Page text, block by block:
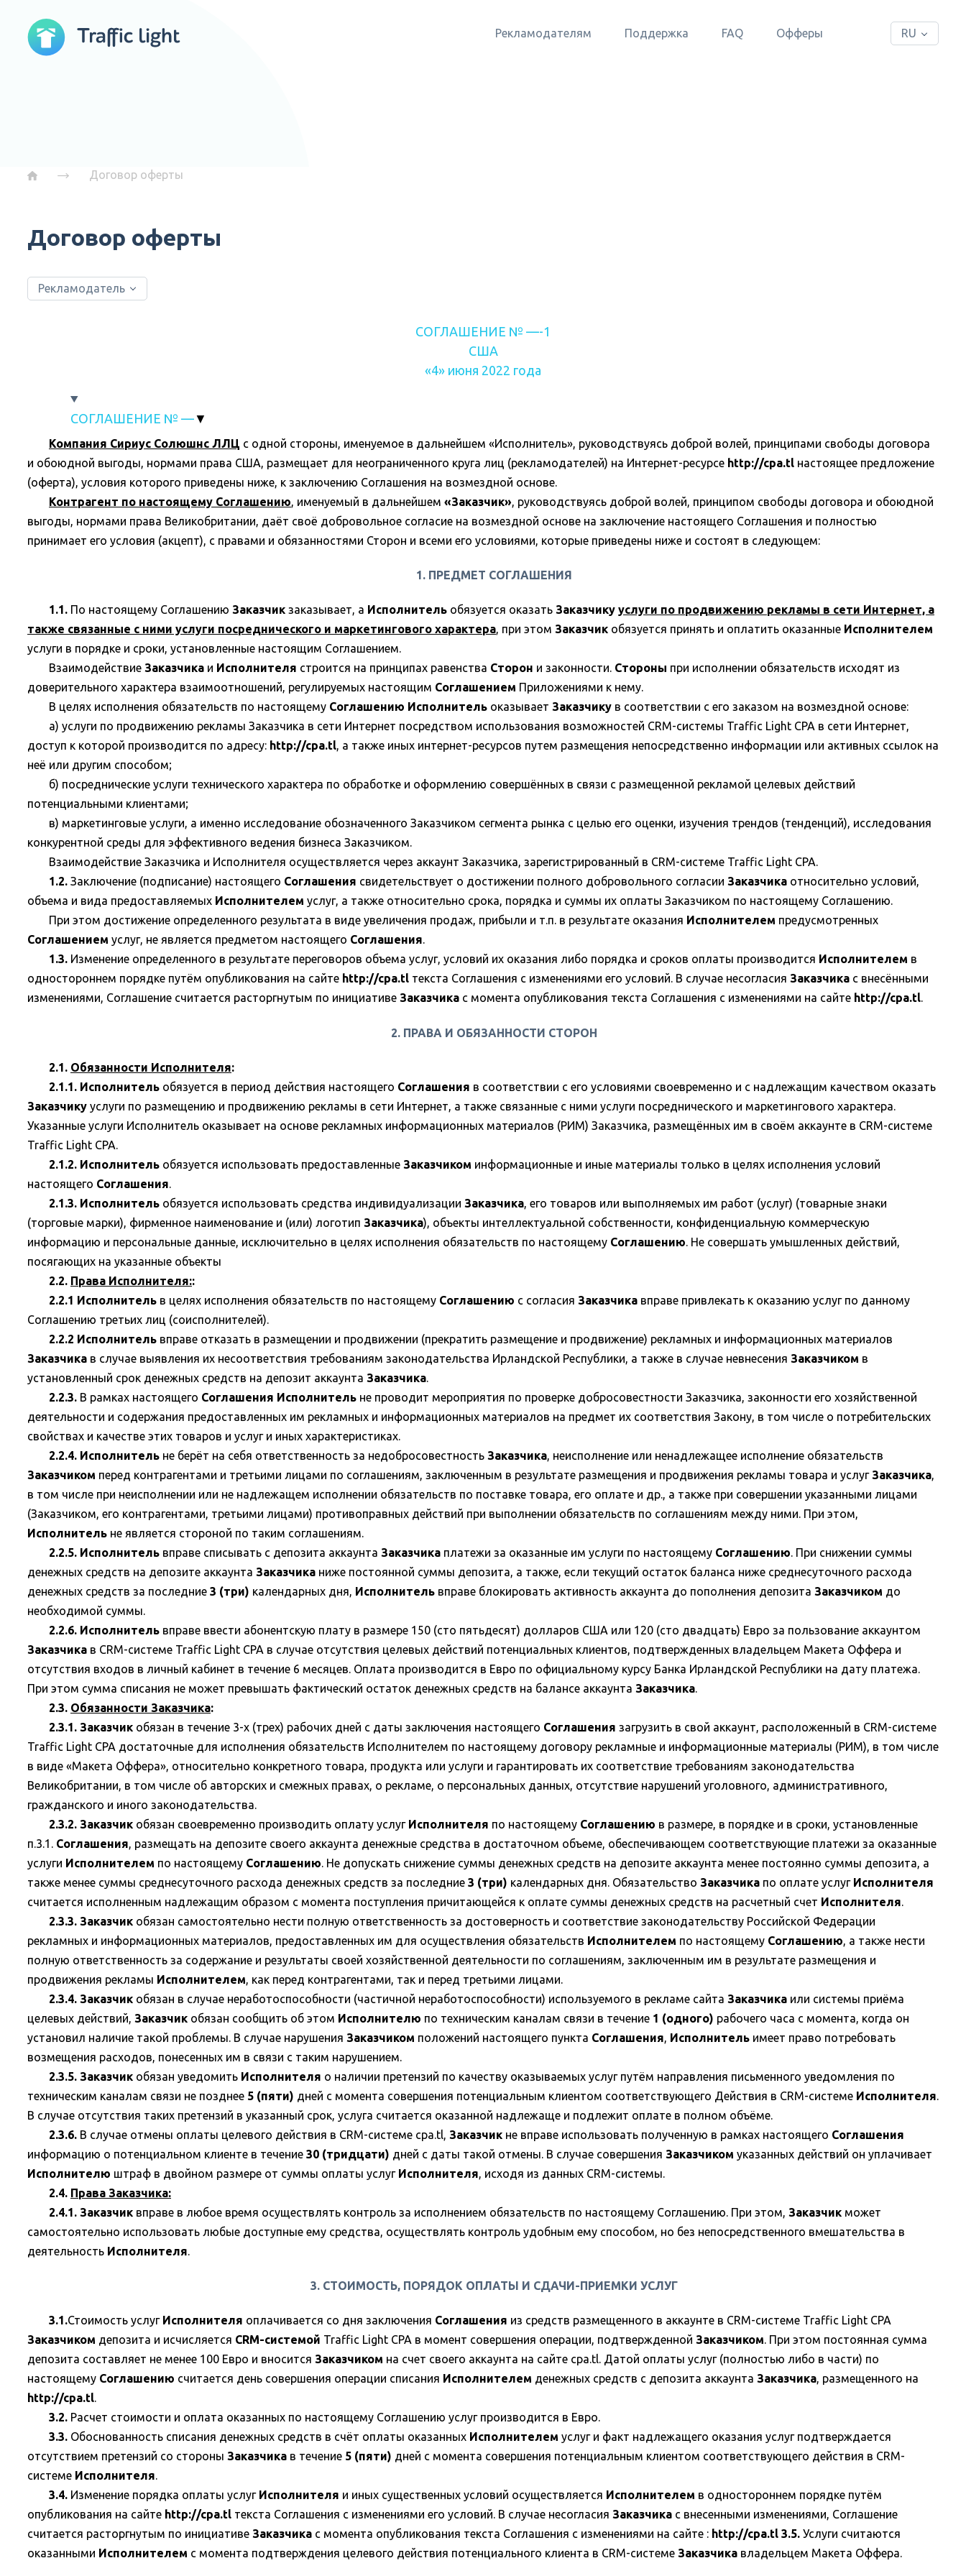
Рекламодателям Поддержка FAQ Офферы RU
Договор оферты
Договор оферты
Рекламодатель
СОГЛАШЕНИЕ № —-1
США
«4» июня 2022 года
Компания Сириус Солюшнс ЛЛЦ с одной стороны, именуемое в дальнейшем «Исполнитель», руководствуясь доброй волей, принципами свободы договора
и обоюдной выгоды, нормами права США, размещает для неограниченного круга лиц (рекламодателей) на Интернет-ресурсе http://cpa.tl настоящее предложение
(оферта), условия которого приведены ниже, к заключению Соглашения на возмездной основе.
Контрагент по настоящему Соглашению, именуемый в дальнейшем «Заказчик», руководствуясь доброй волей, принципом свободы договора и обоюдной
выгоды, нормами права Великобритании, даёт своё добровольное согласие на возмездной основе на заключение настоящего Соглашения и полностью
принимает его условия (акцепт), с правами и обязанностями Сторон и всеми его условиями, которые приведены ниже и состоят в следующем:
1. ПРЕДМЕТ СОГЛАШЕНИЯ
1.1. По настоящему Соглашению Заказчик заказывает, а Исполнитель обязуется оказать Заказчику услуги по продвижению рекламы в сети Интернет, а
также связанные с ними услуги посреднического и маркетингового характера, при этом Заказчик обязуется принять и оплатить оказанные Исполнителем
услуги в порядке и сроки, установленные настоящим Соглашением.
Взаимодействие Заказчика и Исполнителя строится на принципах равенства Сторон и законности. Стороны при исполнении обязательств исходят из
доверительного характера взаимоотношений, регулируемых настоящим Соглашением Приложениями к нему.
В целях исполнения обязательств по настоящему Соглашению Исполнитель оказывает Заказчику в соответствии с его заказом на возмездной основе:
а) услуги по продвижению рекламы Заказчика в сети Интернет посредством использования возможностей CRM-системы Traffic Light CPA в сети Интернет,
доступ к которой производится по адресу: http://cpa.tl, а также иных интернет-ресурсов путем размещения непосредственно информации или активных ссылок на
неё или другим способом;
б) посреднические услуги технического характера по обработке и оформлению совершённых в связи с размещенной рекламой целевых действий
потенциальными клиентами;
в) маркетинговые услуги, а именно исследование обозначенного Заказчиком сегмента рынка с целью его оценки, изучения трендов (тенденций), исследования
конкурентной среды для эффективного ведения бизнеса Заказчиком.
Взаимодействие Заказчика и Исполнителя осуществляется через аккаунт Заказчика, зарегистрированный в CRM-системе Traffic Light CPA.
1.2. Заключение (подписание) настоящего Соглашения свидетельствует о достижении полного добровольного согласии Заказчика относительно условий,
объема и вида предоставляемых Исполнителем услуг, а также относительно срока, порядка и суммы их оплаты Заказчиком по настоящему Соглашению.
При этом достижение определенного результата в виде увеличения продаж, прибыли и т.п. в результате оказания Исполнителем предусмотренных
Соглашением услуг, не является предметом настоящего Соглашения.
1.3. Изменение определенного в результате переговоров объема услуг, условий их оказания либо порядка и сроков оплаты производится Исполнителем в
одностороннем порядке путём опубликования на сайте http://cpa.tl текста Соглашения с изменениями его условий. В случае несогласия Заказчика с внесёнными
изменениями, Соглашение считается расторгнутым по инициативе Заказчика с момента опубликования текста Соглашения с изменениями на сайте http://cpa.tl.
2. ПРАВА И ОБЯЗАННОСТИ СТОРОН
2.1. Обязанности Исполнителя:
2.1.1. Исполнитель обязуется в период действия настоящего Соглашения в соответствии с его условиями своевременно и с надлежащим качеством оказать
Заказчику услуги по размещению и продвижению рекламы в сети Интернет, а также связанные с ними услуги посреднического и маркетингового характера.
Указанные услуги Исполнитель оказывает на основе рекламных информационных материалов (РИМ) Заказчика, размещённых им в своём аккаунте в CRM-системе
Traffic Light CPA.
2.1.2. Исполнитель обязуется использовать предоставленные Заказчиком информационные и иные материалы только в целях исполнения условий
настоящего Соглашения.
2.1.3. Исполнитель обязуется использовать средства индивидуализации Заказчика, его товаров или выполняемых им работ (услуг) (товарные знаки
(торговые марки), фирменное наименование и (или) логотип Заказчика), объекты интеллектуальной собственности, конфиденциальную коммерческую
информацию и персональные данные, исключительно в целях исполнения обязательств по настоящему Соглашению. Не совершать умышленных действий,
посягающих на указанные объекты
2.2. Права Исполнителя::
2.2.1 Исполнитель в целях исполнения обязательств по настоящему Соглашению с согласия Заказчика вправе привлекать к оказанию услуг по данному
Соглашению третьих лиц (соисполнителей).
2.2.2 Исполнитель вправе отказать в размещении и продвижении (прекратить размещение и продвижение) рекламных и информационных материалов
Заказчика в случае выявления их несоответствия требованиям законодательства Ирландской Республики, а также в случае невнесения Заказчиком в
установленный срок денежных средств на депозит аккаунта Заказчика.
2.2.3. В рамках настоящего Соглашения Исполнитель не проводит мероприятия по проверке добросовестности Заказчика, законности его хозяйственной
деятельности и содержания предоставленных им рекламных и информационных материалов на предмет их соответствия Закону, в том числе о потребительских
свойствах и качестве этих товаров и услуг и иных характеристиках.
2.2.4. Исполнитель не берёт на себя ответственность за недобросовестность Заказчика, неисполнение или ненадлежащее исполнение обязательств
Заказчиком перед контрагентами и третьими лицами по соглашениям, заключенным в результате размещения и продвижения рекламы товара и услугЗаказчика,
в том числе при неисполнении или не надлежащем исполнении обязательств по поставке товара, его оплате и др., а также при совершении указанными лицами
(Заказчиком, его контрагентами, третьими лицами) противоправных действий при выполнении обязательств по соглашениям между ними. При этом,
Исполнитель не является стороной по таким соглашениям.
2.2.5. Исполнитель вправе списывать с депозита аккаунта Заказчика платежи за оказанные им услуги по настоящему Соглашению. При снижении суммы
денежных средств на депозите аккаунта Заказчика ниже постоянной суммы депозита, а также, если текущий остаток баланса ниже среднесуточного расхода
денежных средств за последние 3 (три) календарных дня, Исполнитель вправе блокировать активность аккаунта до пополнения депозита Заказчиком до
необходимой суммы.
2.2.6. Исполнитель вправе ввести абонентскую плату в размере 150 (сто пятьдесят) долларов США или 120 (сто двадцать) Евро за пользование аккаунтом
Заказчика в CRM-системе Traffic Light CPA в случае отсутствия целевых действий потенциальных клиентов, подтвержденных владельцем Макета Оффера и
отсутствия входов в личный кабинет в течение 6 месяцев. Оплата производится в Евро по официальному курсу Банка Ирландской Республики на дату платежа.
При этом сумма списания не может превышать фактический остаток денежных средств на балансе аккаунта Заказчика.
2.3. Обязанности Заказчика:
2.3.1. Заказчик обязан в течение 3-х (трех) рабочих дней с даты заключения настоящего Соглашения загрузить в свой аккаунт, расположенный в CRM-системе
Traffic Light CPA достаточные для исполнения обязательств Исполнителем по настоящему договору рекламные и информационные материалы (РИМ), в том числе
в виде «Макета Оффера», относительно конкретного товара, продукта или услуги и гарантировать их соответствие требованиям законодательства
Великобритании, в том числе об авторских и смежных правах, о рекламе, о персональных данных, отсутствие нарушений уголовного, административного,
гражданского и иного законодательства.
2.3.2. Заказчик обязан своевременно производить оплату услуг Исполнителя по настоящему Соглашению в размере, в порядке и в сроки, установленные
п.3.1. Соглашения, размещать на депозите своего аккаунта денежные средства в достаточном объеме, обеспечивающем соответствующие платежи за оказанные
услуги Исполнителем по настоящему Соглашению. Не допускать снижение суммы денежных средств на депозите аккаунта менее постоянно суммы депозита, а
также менее суммы среднесуточного расхода денежных средств за последние 3 (три) календарных дня. Обязательство Заказчика по оплате услуг Исполнителя
считается исполненным надлежащим образом с момента поступления причитающейся к оплате суммы денежных средств на расчетный счет Исполнителя.
2.3.3. Заказчик обязан самостоятельно нести полную ответственность за достоверность и соответствие законодательству Российской Федерации
рекламных и информационных материалов, предоставленных им для осуществления обязательств Исполнителем по настоящему Соглашению, а также нести
полную ответственность за содержание и результаты своей хозяйственной деятельности по соглашениям, заключенным им в результате размещения и
продвижения рекламы Исполнителем, как перед контрагентами, так и перед третьими лицами.
2.3.4. Заказчик обязан в случае неработоспособности (частичной неработоспособности) используемого в рекламе сайта Заказчика или системы приёма
целевых действий, Заказчик обязан сообщить об этом Исполнителю по техническим каналам связи в течение 1 (одного) рабочего часа с момента, когда он
установил наличие такой проблемы. В случае нарушения Заказчиком положений настоящего пункта Соглашения, Исполнитель имеет право потребовать
возмещения расходов, понесенных им в связи с таким нарушением.
2.3.5. Заказчик обязан уведомить Исполнителя о наличии претензий по качеству оказываемых услуг путём направления письменного уведомления по
техническим каналам связи не позднее 5 (пяти) дней с момента совершения потенциальным клиентом соответствующего Действия в CRM-системе Исполнителя.
В случае отсутствия таких претензий в указанный срок, услуга считается оказанной надлежаще и подлежит оплате в полном объёме.
2.3.6. В случае отмены оплаты целевого действия в CRM-системе cpa.tl, Заказчик не вправе использовать полученную в рамках настоящего Соглашения
информацию о потенциальном клиенте в течение 30 (тридцати) дней с даты такой отмены. В случае совершения Заказчиком указанных действий он уплачивает
Исполнителю штраф в двойном размере от суммы оплаты услуг Исполнителя, исходя из данных CRM-системы.
2.4. Права Заказчика:
2.4.1. Заказчик вправе в любое время осуществлять контроль за исполнением обязательств по настоящему Соглашению. При этом, Заказчик может
самостоятельно использовать любые доступные ему средства, осуществлять контроль удобным ему способом, но без непосредственного вмешательства в
деятельность Исполнителя.
3. СТОИМОСТЬ, ПОРЯДОК ОПЛАТЫ И СДАЧИ-ПРИЕМКИ УСЛУГ
3.1.Стоимость услуг Исполнителя оплачивается со дня заключения Соглашения из средств размещенного в аккаунте в CRM-системе Traffic Light CPA
Заказчиком депозита и исчисляется CRM-системой Traffic Light CPA в момент совершения операции, подтвержденной Заказчиком. При этом постоянная сумма
депозита составляет не менее 100 Евро и вносится Заказчиком на счет своего аккаунта на сайте cpa.tl. Датой оплаты услуг (полностью либо в части) по
настоящему Соглашению считается день совершения операции списания Исполнителем денежных средств с депозита аккаунта Заказчика, размещенного на
http://cpa.tl.
3.2. Расчет стоимости и оплата оказанных по настоящему Соглашению услуг производится в Евро.
3.3. Обоснованность списания денежных средств в счёт оплаты оказанных Исполнителем услуг и факт надлежащего оказания услуг подтверждается
отсутствием претензий со стороны Заказчика в течение 5 (пяти) дней с момента совершения потенциальным клиентом соответствующего действия в CRM-
системе Исполнителя.
3.4. Изменение порядка оплаты услуг Исполнителя и иных существенных условий осуществляется Исполнителем в одностороннем порядке путём
опубликования на сайте http://cpa.tl текста Соглашения с изменениями его условий. В случае несогласия Заказчика с внесенными изменениями, Соглашение
считается расторгнутым по инициативе Заказчика с момента опубликования текста Соглашения с изменениями на сайте : http://cpa.tl 3.5. Услуги считаются
оказанными Исполнителем с момента подтверждения целевого действия потенциального клиента в CRM-системе Заказчика владельцем Макета Оффера.
СОГЛАШЕНИЕ № —